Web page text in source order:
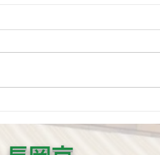
7月25日土曜は休診となりま